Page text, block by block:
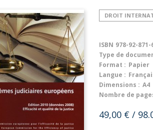
DROIT
ISBN 978-92-871-
Type de
Format : Papier
Langue :
Dimensions : A4
Nombre de
49,00 € /